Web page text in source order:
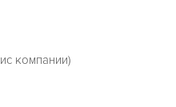
компании)